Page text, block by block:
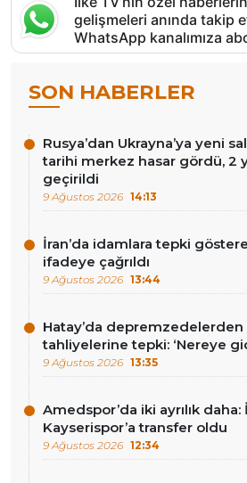
gelişmeleri anında takip
WhatsApp kanalımıza
SON HABERLER
Rusya’dan Ukrayna’ya yeni
tarihi merkez hasar gördü, 2
geçirildi
9 Ağustos 2026 14:13
İran’da idamlara tepki
ifadeye çağrıldı
9 Ağustos 2026 13:44
Hatay’da
tahliyelerine tepki: ‘Nereye
9 Ağustos 2026 13:35
Amedspor’da iki ayrılık
Kayserispor’a transfer oldu
9 Ağustos 2026 12:34